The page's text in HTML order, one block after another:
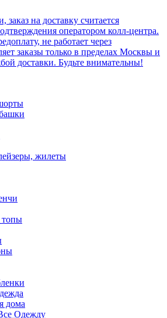
на доставку считается
оператором колл-центра.
не работает через
заказы только в пределах Москвы и
доставки. Будьте внимательны!
жилеты
топы
дома
Одежду